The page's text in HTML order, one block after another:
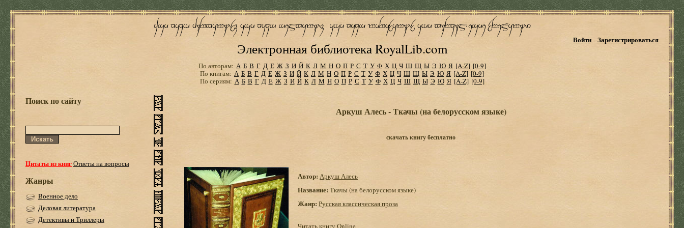
Электронная библиотека RoyalLib.com
Войти Зарегистрироваться
По авторам: А Б В Г Д Е Ж З И Й К Л М Н О П Р С Т У Ф Х Ц Ч Ш Щ Ы Э Ю Я [A-Z] [0-9]
По книгам: А Б В Г Д Е Ж З И Й К Л М Н О П Р С Т У Ф Х Ц Ч Ш Щ Ы Э Ю Я [A-Z] [0-9]
По сериям: А Б В Г Д Е Ж З И Й К Л М Н О П Р С Т У Ф Х Ц Ч Ш Щ Ы Э Ю Я [A-Z] [0-9]
Поиск по сайту
Цитаты из книгОтветы на вопросы
Жанры
Военное дело
Деловая литература
Детективы и Триллеры
Аркуш Алесь - Ткачы (на белорусском языке)
скачать книгу бесплатно
Автор: Аркуш Алесь
Название: Ткачы (на белорусском языке)
Жанр: Русская классическая проза
Читать книгу Online